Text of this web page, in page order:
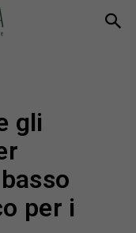
gli
per i